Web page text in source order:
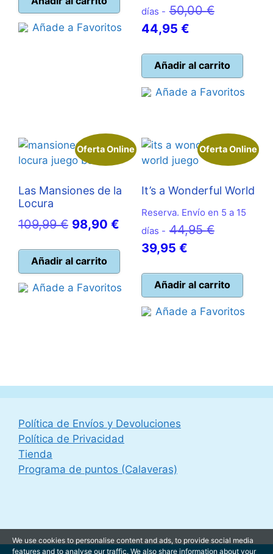
13,50 €.
Añade a Favoritos
días - 50,00€El
era:
44,95 €El
actual
Añadir al carrito
Añade a Favoritos
Oferta Online
Las Mansiones de la
Locura
109,99€ El
original
era:
109,99 €.
98,90 €
precio
98,90 €.
Añadir al carrito
Añade a Favoritos
Oferta Online
It’s a Wonderful World
Reserva. Envío en 5 a 15
días - 44,95€El
era:
44,95 €.
39,95 €El
actual
es:
39,95 €.
Añadir al carrito
Añade a Favoritos
Política de Envíos y Devoluciones
Política de Privacidad
Tienda
Programa de puntos (Calaveras)
We use cookies to personalise content and ads, to provide social media
features and to analyse our traffic. We also share information about your